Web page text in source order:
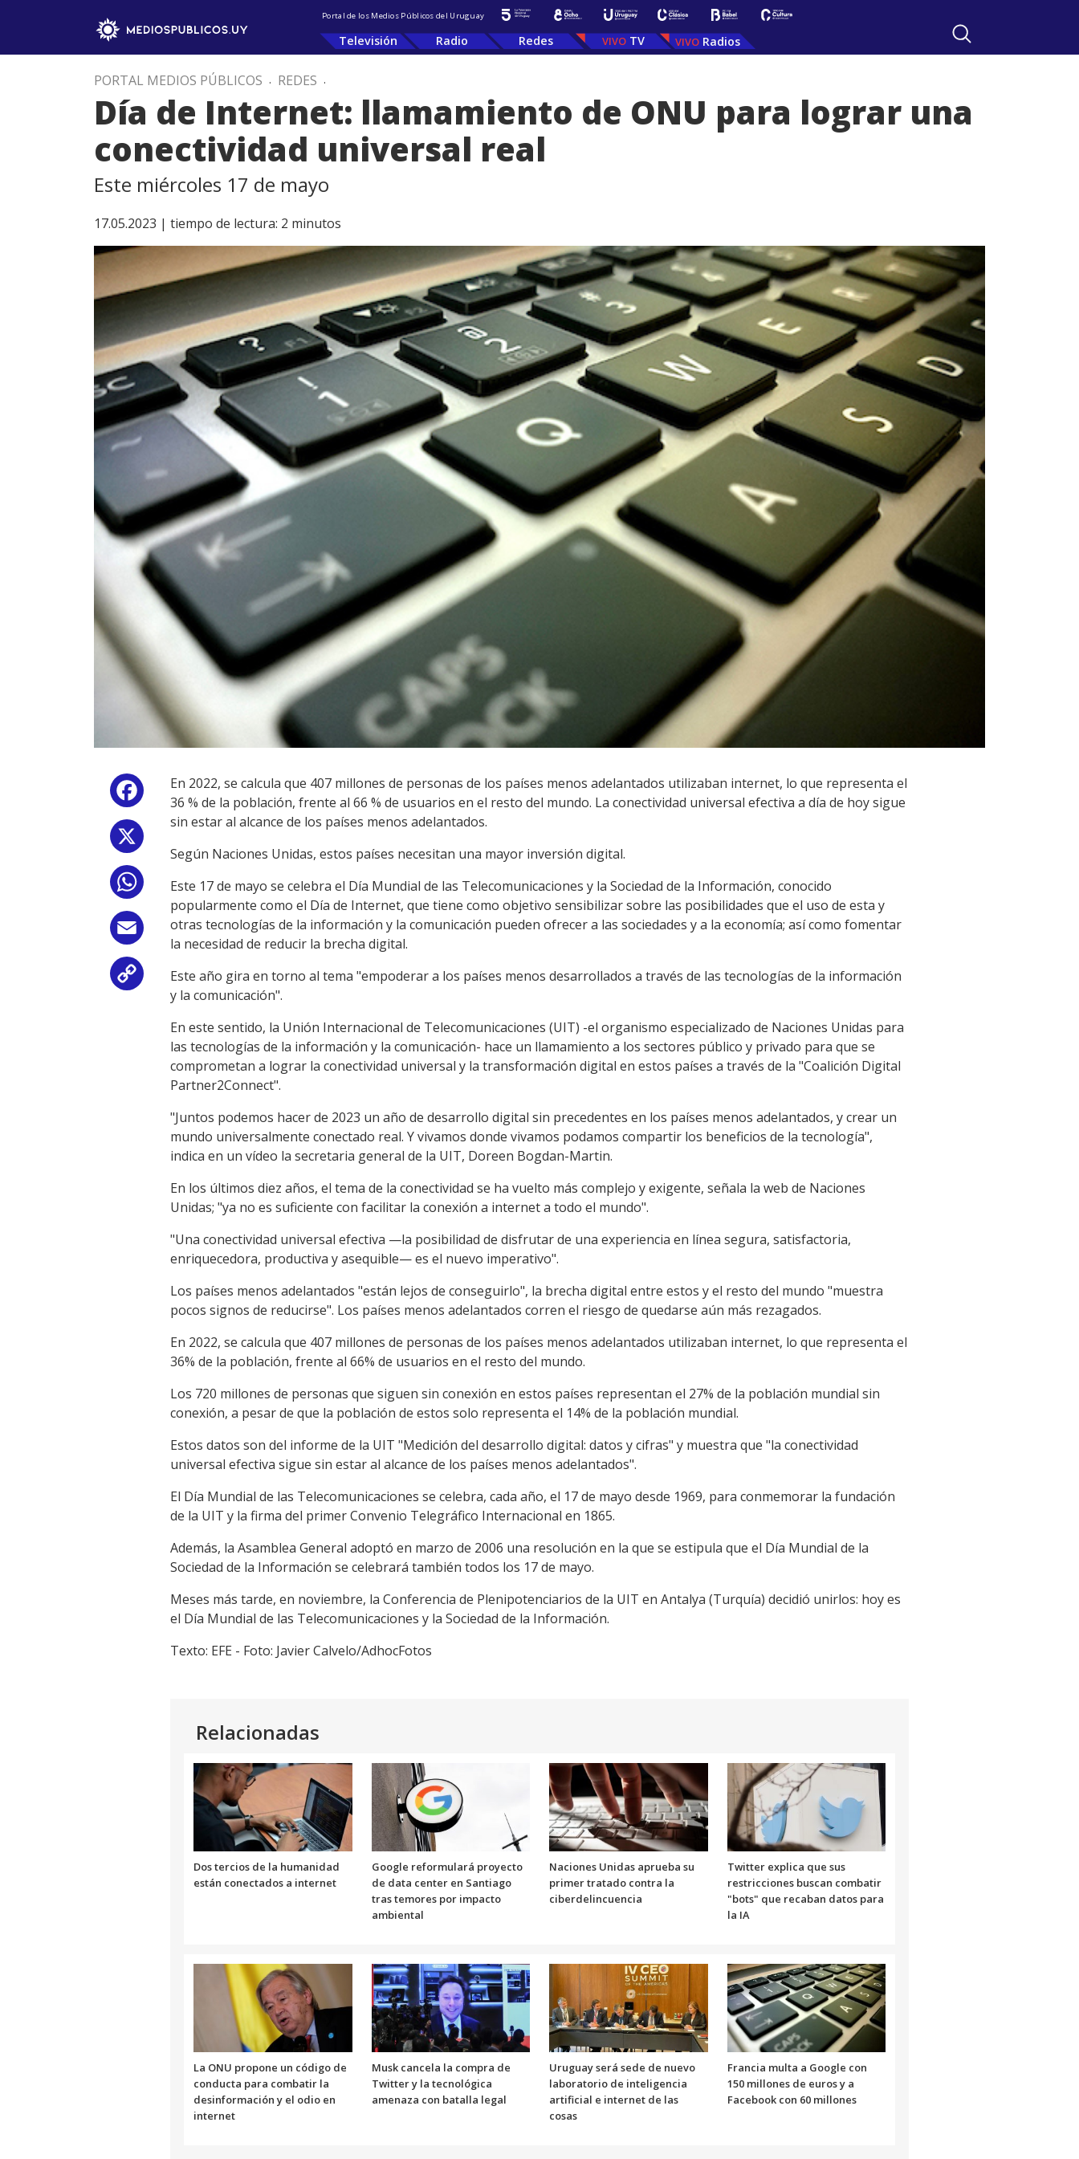
Portal de los Medios Públicos del Uruguay
Televisión Radio Redes TV Radios
PORTAL MEDIOS PÚBLICOS . REDES .
Día de Internet: llamamiento de ONU para lograr una
conectividad universal real
Este miércoles 17 de mayo
17.05.2023 | tiempo de lectura: 2 minutos
Facebook
WhatsApp
Email
Copy
En 2022, se calcula que 407 millones de personas de los países menos adelantados utilizaban internet, lo que representa el
36 % de la población, frente al 66 % de usuarios en el resto del mundo. La conectividad universal efectiva a día de hoy sigue
sin estar al alcance de los países menos adelantados.
Según Naciones Unidas, estos países necesitan una mayor inversión digital.
Este 17 de mayo se celebra el Día Mundial de las Telecomunicaciones y la Sociedad de la Información, conocido
popularmente como el Día de Internet, que tiene como objetivo sensibilizar sobre las posibilidades que el uso de esta y
otras tecnologías de la información y la comunicación pueden ofrecer a las sociedades y a la economía; así como fomentar
la necesidad de reducir la brecha digital.
Este año gira en torno al tema "empoderar a los países menos desarrollados a través de las tecnologías de la información
y la comunicación".
En este sentido, la Unión Internacional de Telecomunicaciones (UIT) -el organismo especializado de Naciones Unidas para
las tecnologías de la información y la comunicación- hace un llamamiento a los sectores público y privado para que se
comprometan a lograr la conectividad universal y la transformación digital en estos países a través de la "Coalición Digital
Partner2Connect".
"Juntos podemos hacer de 2023 un año de desarrollo digital sin precedentes en los países menos adelantados, y crear un
mundo universalmente conectado real. Y vivamos donde vivamos podamos compartir los beneficios de la tecnología",
indica en un vídeo la secretaria general de la UIT, Doreen Bogdan-Martin.
En los últimos diez años, el tema de la conectividad se ha vuelto más complejo y exigente, señala la web de Naciones
Unidas; "ya no es suficiente con facilitar la conexión a internet a todo el mundo".
"Una conectividad universal efectiva —la posibilidad de disfrutar de una experiencia en línea segura, satisfactoria,
enriquecedora, productiva y asequible— es el nuevo imperativo".
Los países menos adelantados "están lejos de conseguirlo", la brecha digital entre estos y el resto del mundo "muestra
pocos signos de reducirse". Los países menos adelantados corren el riesgo de quedarse aún más rezagados.
En 2022, se calcula que 407 millones de personas de los países menos adelantados utilizaban internet, lo que representa el
36% de la población, frente al 66% de usuarios en el resto del mundo.
Los 720 millones de personas que siguen sin conexión en estos países representan el 27% de la población mundial sin
conexión, a pesar de que la población de estos solo representa el 14% de la población mundial.
Estos datos son del informe de la UIT "Medición del desarrollo digital: datos y cifras" y muestra que "la conectividad
universal efectiva sigue sin estar al alcance de los países menos adelantados".
El Día Mundial de las Telecomunicaciones se celebra, cada año, el 17 de mayo desde 1969, para conmemorar la fundación
de la UIT y la firma del primer Convenio Telegráfico Internacional en 1865.
Además, la Asamblea General adoptó en marzo de 2006 una resolución en la que se estipula que el Día Mundial de la
Sociedad de la Información se celebrará también todos los 17 de mayo.
Meses más tarde, en noviembre, la Conferencia de Plenipotenciarios de la UIT en Antalya (Turquía) decidió unirlos: hoy es
el Día Mundial de las Telecomunicaciones y la Sociedad de la Información.
Texto: EFE - Foto: Javier Calvelo/AdhocFotos
Relacionadas
Dos tercios de la humanidad
están conectados a internet
Google reformulará proyecto
de data center en Santiago
tras temores por impacto
ambiental
Naciones Unidas aprueba su
primer tratado contra la
ciberdelincuencia
Twitter explica que sus
restricciones buscan combatir
"bots" que recaban datos para
la IA
La ONU propone un código de
conducta para combatir la
desinformación y el odio en
internet
Musk cancela la compra de
Twitter y la tecnológica
amenaza con batalla legal
Uruguay será sede de nuevo
laboratorio de inteligencia
artificial e internet de las
cosas
Francia multa a Google con
150 millones de euros y a
Facebook con 60 millones